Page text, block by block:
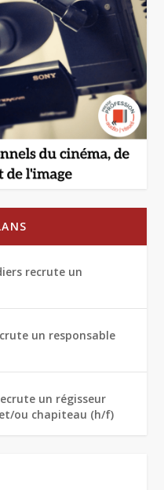
recrute un
un responsable
un régisseur
ou chapiteau (h/f)